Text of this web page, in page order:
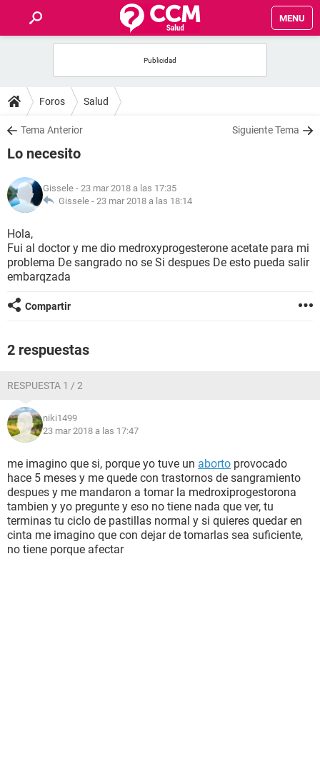
MENU
FOROS
SALUD
NUTRICIÓN
BIENESTAR
SEXUALIDAD
GLOSARIO
Foros Salud
Tema Anterior Siguiente Tema
Lo necesito
Gissele - 23 mar 2018 a las 17:35
Gissele - 23 mar 2018 a las 18:14
Hola,
Fui al doctor y me dio medroxyprogesterone acetate para mi
problema De sangrado no se Si despues De esto pueda salir
embarqzada
Compartir
2 respuestas
RESPUESTA 1 / 2
niki1499
23 mar 2018 a las 17:47
me imagino que si, porque yo tuve un aborto provocado
hace 5 meses y me quede con trastornos de sangramiento
despues y me mandaron a tomar la medroxiprogestorona
tambien y yo pregunte y eso no tiene nada que ver, tu
terminas tu ciclo de pastillas normal y si quieres quedar en
cinta me imagino que con dejar de tomarlas sea suficiente,
no tiene porque afectar